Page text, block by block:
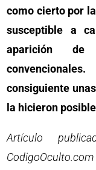
como cierto por
susceptible a
aparición de
consiguiente
la hicieron
Artículo
CodigoOculto.com